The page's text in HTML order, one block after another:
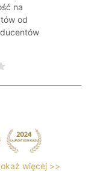
na
od
więcej >>